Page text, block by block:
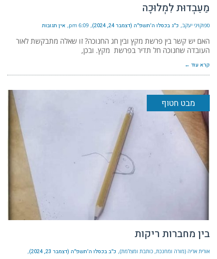
מֵעַבְדוּת לִמְלוּכָה
ספוקויני יעקב כ״ג בכסלו ה׳תשפ״ה (דצמבר 24, 2024) 6:09 pm אין תגובות
האם יש קשר בין פרשת מקץ ובין חג החנוכה? זו שאלה מתבקשת לאור
העובדה שחנוכה חל תדיר בפרשת מקץ. ובכן,
קרא עוד ←
מבט חטוף
בין מחברות ריקות
אורית אריה (מורה ומחנכת, כותבת ומצלמת) כ״ב בכסלו ה׳תשפ״ה (דצמבר 23, 2024)